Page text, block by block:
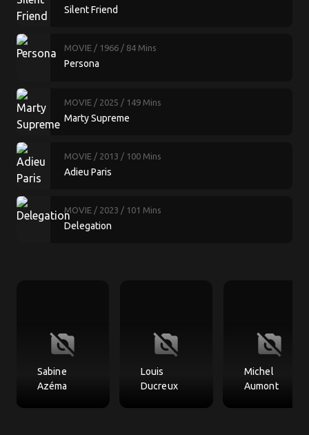
Silent Friend
MOVIE / 1966 / 84 Mins
Persona
MOVIE / 2025 / 149 Mins
Marty Supreme
MOVIE / 2013 / 100 Mins
Adieu Paris
MOVIE / 2023 / 101 Mins
Delegation
no_photography
Sabine
Azéma
no_photography
Louis
Ducreux
no_photography
Michel
Aumont